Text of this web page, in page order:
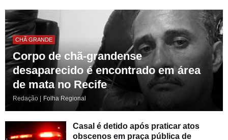
CHÃ GRANDE
Corpo de chã-grandense
desaparecido é encontrado em área
de mata no Recife
Redação | Folha Regional
Casal é detido após praticar atos
obscenos em praça pública de